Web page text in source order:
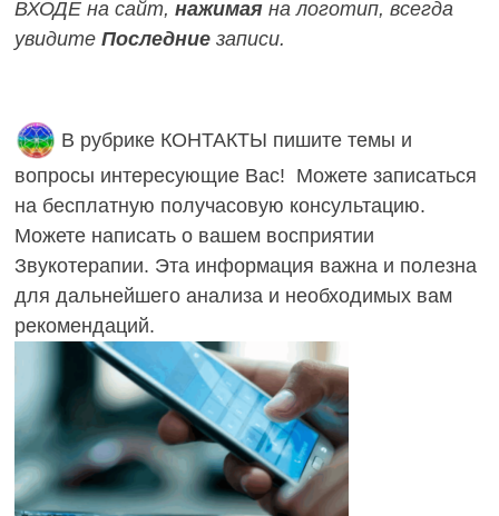
ВХОДЕ на сайт, нажимаяна логотип, всегда
увидите Последниезаписи.
В рубрике КОНТАКТЫ пишите темы и
вопросы интересующие Вас! Можете записаться
на бесплатную получасовую консультацию.
Можете написать о вашем восприятии
Звукотерапии. Эта информация важна и полезна
для дальнейшего анализа и необходимых вам
рекомендаций.